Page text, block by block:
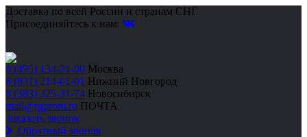
Доставка по всей России и странам СНГ
Присоединяйтесь к нам:
8 (495) 134-31-00 Москва
8 (831) 214-01-01 Нижний Новгород
8 (383) 325-31-74 Новосибирск
mail@rgprom.ru ПОЧТА
Заказать звонок
Обратный звонок